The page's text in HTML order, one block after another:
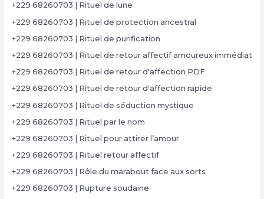
+229 68260703 | Rituel de lune
+229 68260703 | Rituel de protection ancestral
+229 68260703 | Rituel de purification
+229 68260703 | Rituel de retour affectif amoureux immédiat
+229 68260703 | Rituel de retour d'affection PDF
+229 68260703 | Rituel de retour d'affection rapide
+229 68260703 | Rituel de séduction mystique
+229 68260703 | Rituel par le nom
+229 68260703 | Rituel pour attirer l’amour
+229 68260703 | Rituel retour affectif
+229 68260703 | Rôle du marabout face aux sorts
+229 68260703 | Rupture soudaine